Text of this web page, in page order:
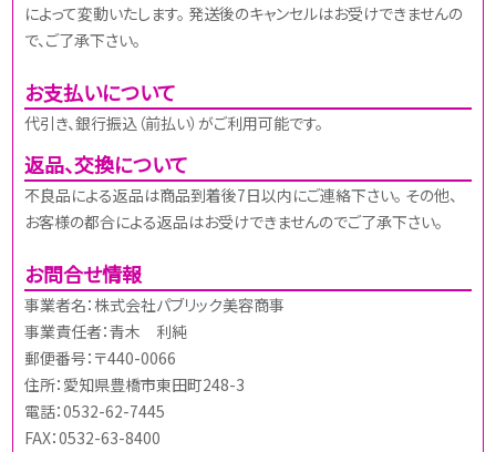
によって変動いたします。 発送後のキャンセルはお受けできませんの
で、ご了承下さい。
お支払いについて
代引き、銀行振込（前払い）がご利用可能です。
返品、交換について
不良品による返品は商品到着後7日以内にご連絡下さい。 その他、
お客様の都合による返品はお受けできませんのでご了承下さい。
お問合せ情報
事業者名：株式会社パブリック美容商事
事業責任者：青木 利純
郵便番号：〒440-0066
住所：愛知県豊橋市東田町248-3
電話：0532-62-7445
FAX：0532-63-8400